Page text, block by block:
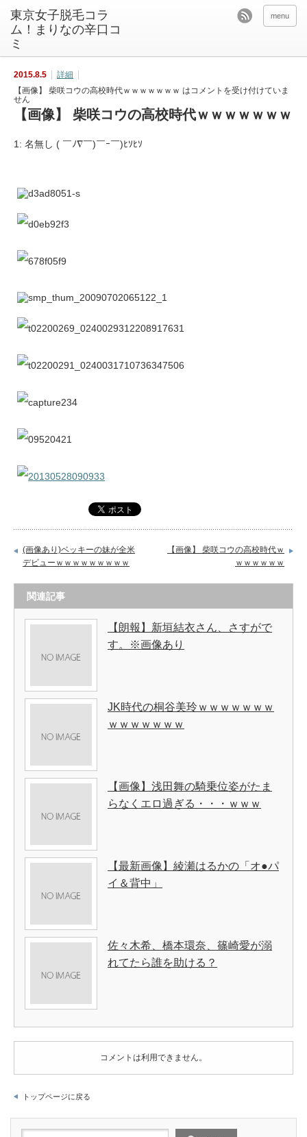
東京女子脱毛コラ
ム！まりなの辛口コ
ミ
menu
2015.8.5
詳細
【画像】 柴咲コウの高校時代ｗｗｗｗｗｗｗ はコメントを受け付けていま
せん
【画像】 柴咲コウの高校時代ｗｗｗｗｗｗｗ
1: 名無し ( ￣ﾉ∇￣)￣ｰ￣)ﾋｿﾋｿ
(画像あり)ベッキーの妹が全米
デビューｗｗｗｗｗｗｗｗｗ
【画像】 柴咲コウの高校時代ｗ
ｗｗｗｗｗｗ
関連記事
【朗報】新垣結衣さん、さすがで
す。※画像あり
JK時代の桐谷美玲ｗｗｗｗｗｗｗ
ｗｗｗｗｗｗｗ
【画像】浅田舞の騎乗位姿がたま
らなくエロ過ぎる・・・ｗｗｗ
【最新画像】綾瀬はるかの「オ●パ
イ＆背中」
佐々木希、橋本環奈、篠崎愛が溺
れてたら誰を助ける？
コメントは利用できません。
トップページに戻る